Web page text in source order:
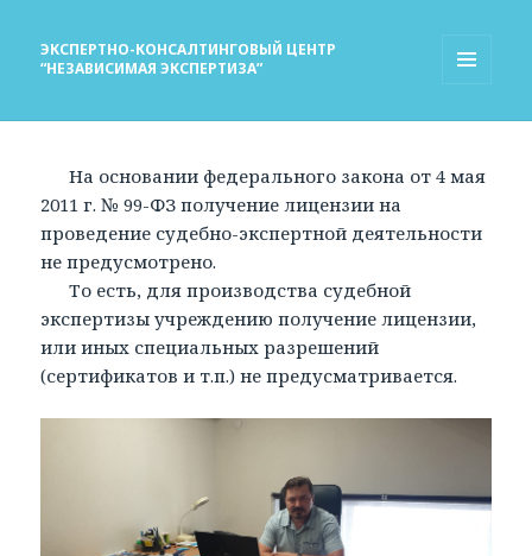
ЭКСПЕРТНО-КОНСАЛТИНГОВЫЙ ЦЕНТР
“НЕЗАВИСИМАЯ ЭКСПЕРТИЗА”
На основании федерального закона от 4 мая
2011 г. № 99-ФЗ получение лицензии на
проведение судебно-экспертной деятельности
не предусмотрено.
То есть, для производства судебной
экспертизы учреждению получение лицензии,
или иных специальных разрешений
(сертификатов и т.п.) не предусматривается.